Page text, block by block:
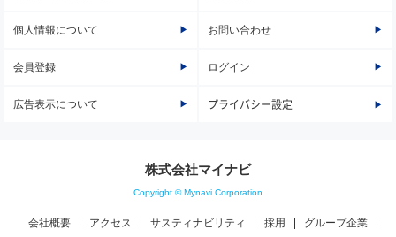
個人情報について お問い合わせ
会員登録 ログイン
広告表示について プライバシー設定
株式会社マイナビ
Copyright © Mynavi Corporation
会社概要 アクセス サスティナビリティ 採用 グループ企業